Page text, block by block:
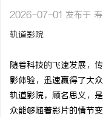
2026-07-01 发布于 寿
轨道影院
随着科技的飞速发展，
影体验，迅速赢得了大众
轨道影院，顾名思义，
众能够随着影片的情节